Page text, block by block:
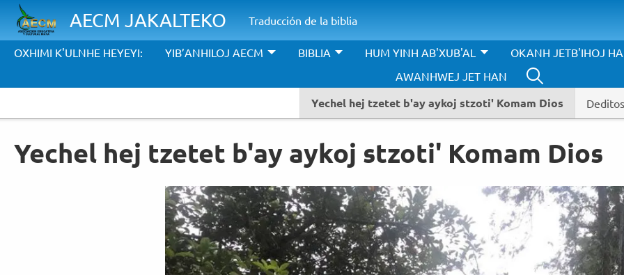
Pasar al contenido principal
AECM JAKALTEKO Traducción de la biblia
OXHIMI K'ULNHE HEYEYI: YIB’ANHILOJ AECM BIBLIA HUM YINH AB'XUB'AL OKANH JETB'IHOJ
Yechel hej tzetet b'ay aykoj stzoti' Komam Dios Deditos
AWANHWEJ JET HAN
Yechel hej tzetet b'ay aykoj stzoti' Komam Dios